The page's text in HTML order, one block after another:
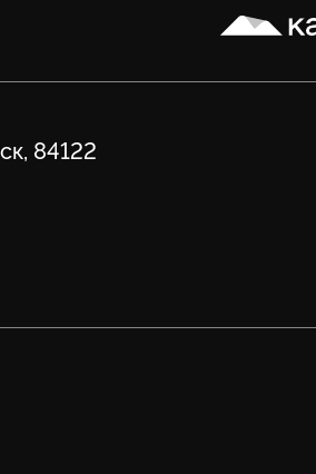
Карачун
84122